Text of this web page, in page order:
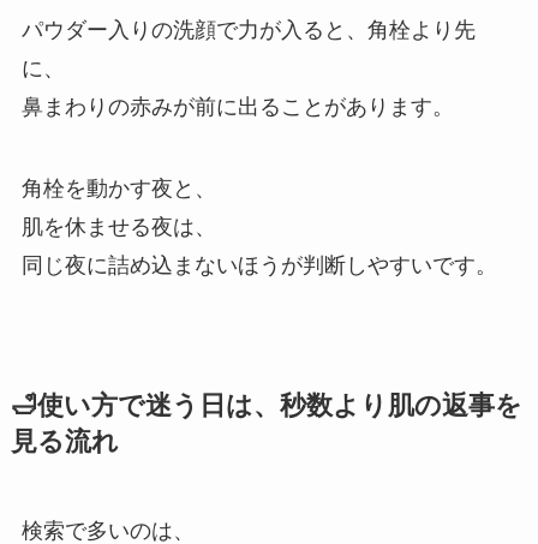
パウダー入りの洗顔で力が入ると、角栓より先
に、
鼻まわりの赤みが前に出ることがあります。
角栓を動かす夜と、
肌を休ませる夜は、
同じ夜に詰め込まないほうが判断しやすいです。
🛁使い方で迷う日は、秒数より肌の返事を
見る流れ
検索で多いのは、